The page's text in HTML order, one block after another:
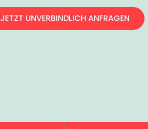
JETZT UNVERBINDLICH ANFRAGEN